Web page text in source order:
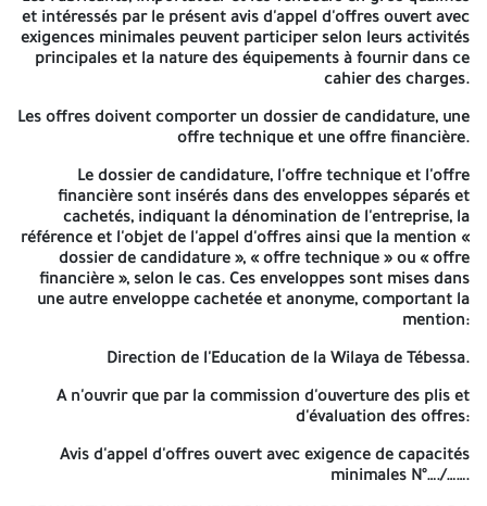
AVIS D'APPEL D'OFFRES OUVERT
AVEC EXIGENCE DE CAPACITES MINIMALES
N°05.1202.6.
La direction de l'éducation de la wilaya de Tébessa lance un avis
d'appel d'offres ouvert avec exigences minimales pour:
OPERATION: REALISATION ET EQUIPEMENT D'UN COLLEGE TYPE
87/300 R A BIR EL ATER (HAY ZAOUIA).
Lot N°01: AQUISITION DES Equipements scolaire administratifs.
Lot N° 02: AQUISITION DES Equipements Informatiques,
impression et reprographie.
Lot N° 03:F/P Equipements Cuisine et réfectoire.
Lot N° 04:F/P Equipements Tables Laboratoires Scientifique.
protection.
et intéressés par le présent avis d'appel d'offres ouvert avec
exigences minimales peuvent participer selon leurs activités
principales et la nature des équipements à fournir dans ce
cahier des charges.
Les offres doivent comporter un dossier de candidature, une
offre technique et une offre financière.
Le dossier de candidature, l'offre technique et l'offre
financière sont insérés dans des enveloppes séparés et
cachetés, indiquant la dénomination de l'entreprise, la
référence et l'objet de l'appel d'offres ainsi que la mention «
dossier de candidature », « offre technique » ou « offre
financière », selon le cas. Ces enveloppes sont mises dans
une autre enveloppe cachetée et anonyme, comportant la
mention:
Direction de l'Education de la Wilaya de Tébessa.
A n'ouvrir que par la commission d'ouverture des plis et
d'évaluation des offres:
Avis d'appel d'offres ouvert avec exigence de capacités
minimales N°…./…….